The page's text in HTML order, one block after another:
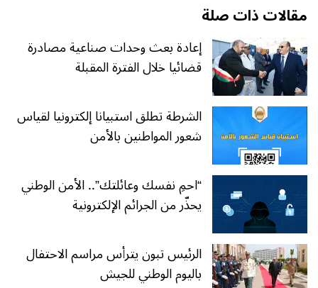
مقالات ذات صلة
إعادة بعث وحدات صناعية مصادرة
قضائيا خلال الفترة المقبلة
الشرطة تطلق استبيانا إلكترونيا لقياس
شعور المواطنين بالأمن
“احمِ نفسك وعائلتك”.. الأمن الوطني
يحذّر من الجرائم الإلكترونية
الرئيس تبون يترأس مراسم الاحتفال
باليوم الوطني للجيش